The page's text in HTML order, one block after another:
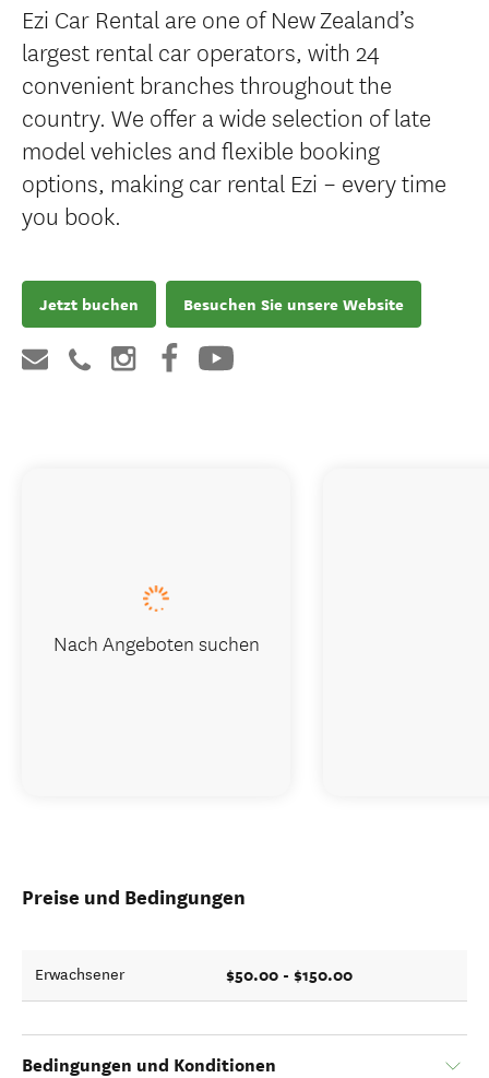
Ezi Car Rental are one of New Zealand’s
largest rental car operators, with 24
convenient branches throughout the
country. We offer a wide selection of late
model vehicles and flexible booking
options, making car rental Ezi – every time
you book.
Jetzt buchen Besuchen Sie unsere Website
Preise und Bedingungen
Erwachsener $50.00 - $150.00
Bedingungen und Konditionen
Nach Angeboten suchen